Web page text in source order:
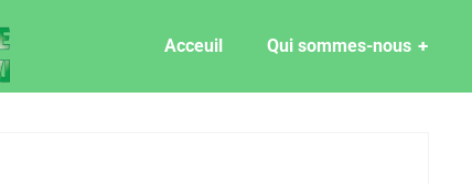
Acceuil Qui sommes-nous